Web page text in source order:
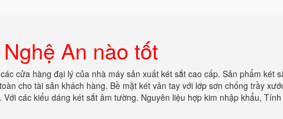
An nào tốt
cửa hàng đại lý của nhà máy sản xuất két sắt cao cấp. Sản phẩm két
cho tài sản khách hàng. Bề mặt két vân tay với lớp sơn chống trầy
các kiểu dáng két sắt âm tường. Nguyên liệu hợp kim nhập khẩu,